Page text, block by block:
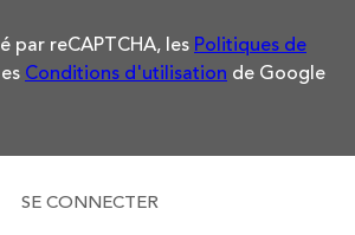
par reCAPTCHA, les Politiques de
Conditions d'utilisation de Google
SE CONNECTER